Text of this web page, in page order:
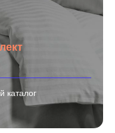
каталог